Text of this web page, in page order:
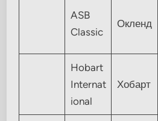
ASB
Classic
Окленд
Hobart
Internat
ional
Хобарт